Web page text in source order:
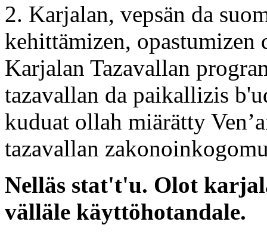
2. Karjalan, vepsän da
kehittämizen,
Karjalan Tazavallan
tazavallan da paikallizis
kuduat ollah miärätty
tazavallan
Nelläs stat't'u. Olot
välläle käyttöhotandale.